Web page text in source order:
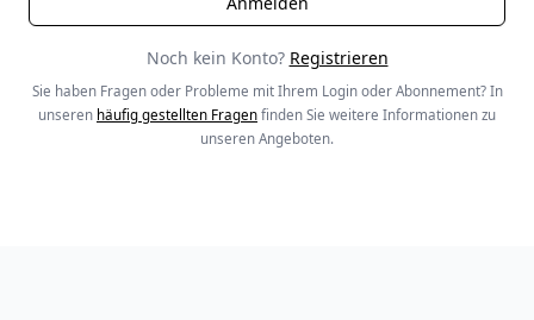
Noch kein Konto? Registrieren
Sie haben Fragen oder Probleme mit Ihrem Login oder Abonnement? In
unseren häufig gestellten Fragen finden Sie weitere Informationen zu
unseren Angeboten.